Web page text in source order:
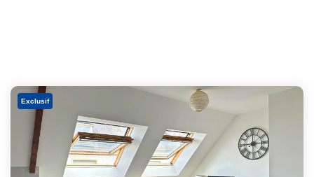
Exclusif